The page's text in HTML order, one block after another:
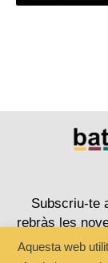
Subscriu-te
rebràs les
Aquesta web